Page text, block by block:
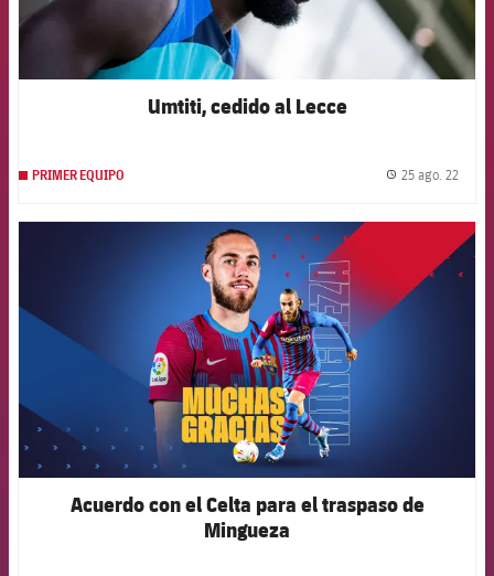
Umtiti, cedido al Lecce
PRIMER EQUIPO 25 ago. 22
FCB Barcelona badge
Acuerdo con el Celta para el traspaso de
Mingueza